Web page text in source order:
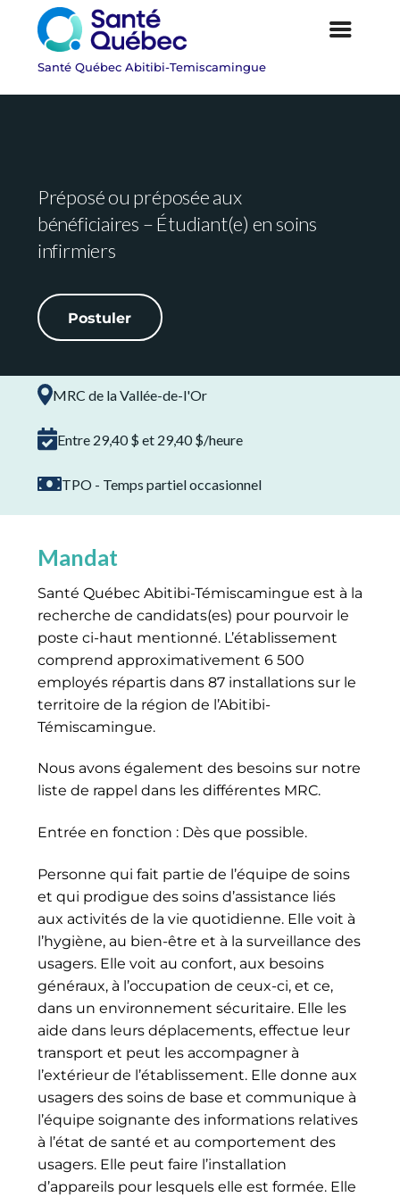
Préposé ou préposée aux
bénéficiaires – Étudiant(e) en soins
infirmiers
Postuler
MRC de la Vallée-de-l'Or
Entre 29,40 $ et 29,40 $/heure
TPO - Temps partiel occasionnel
Mandat
Santé Québec Abitibi-Témiscamingue est à la
recherche de candidats(es) pour pourvoir le
poste ci-haut mentionné. L’établissement
comprend approximativement 6 500
employés répartis dans 87 installations sur le
territoire de la région de l’Abitibi-
Témiscamingue.
Nous avons également des besoins sur notre
liste de rappel dans les différentes MRC.
Entrée en fonction : Dès que possible.
Personne qui fait partie de l’équipe de soins
et qui prodigue des soins d’assistance liés
aux activités de la vie quotidienne. Elle voit à
l’hygiène, au bien-être et à la surveillance des
usagers. Elle voit au confort, aux besoins
généraux, à l’occupation de ceux-ci, et ce,
dans un environnement sécuritaire. Elle les
aide dans leurs déplacements, effectue leur
transport et peut les accompagner à
l’extérieur de l’établissement. Elle donne aux
usagers des soins de base et communique à
l’équipe soignante des informations relatives
à l’état de santé et au comportement des
usagers. Elle peut faire l’installation
d’appareils pour lesquels elle est formée. Elle